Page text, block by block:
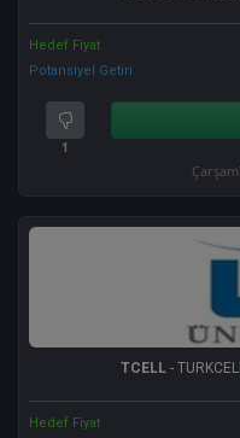
Hedef Fiyat
Potansiyel Getiri
1
TCELL-
Hedef Fiyat